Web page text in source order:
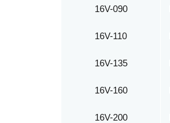
16V-090
16V-110
16V-135
16V-160
16V-200